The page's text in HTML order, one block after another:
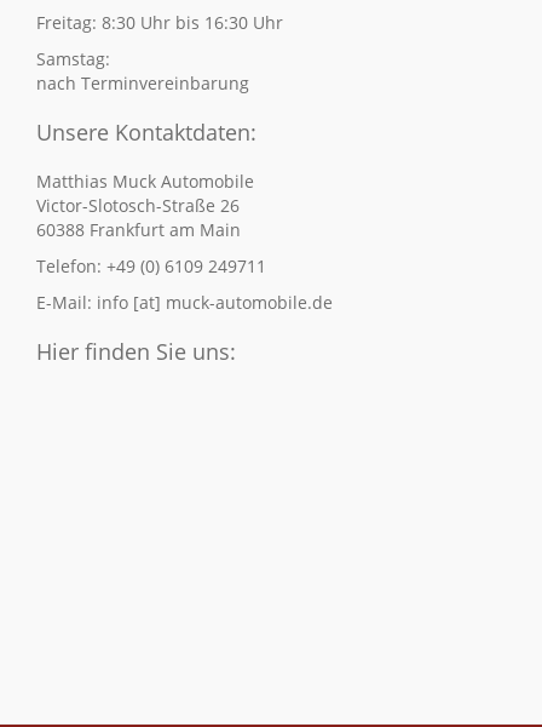
Freitag: 8:30 Uhr bis 16:30 Uhr
Samstag:
nach Terminvereinbarung
Unsere Kontaktdaten:
Matthias Muck Automobile
Victor-Slotosch-Straße 26
60388 Frankfurt am Main
Telefon: +49 (0) 6109 249711
E-Mail: info [at] muck-automobile.de
Hier finden Sie uns: